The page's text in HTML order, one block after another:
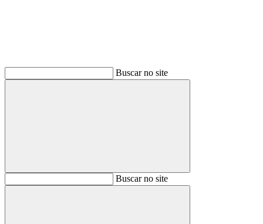
Buscar no site
BuscarBuscar no site